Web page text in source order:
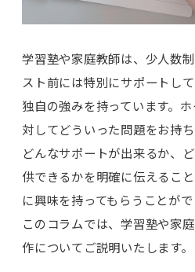
学習塾や家庭教師は、少人数
スト前には特別にサポートし
独自の強みを持っています。
対してどういった問題をお持
どんなサポートが出来るか、
供できるかを明確に伝えるこ
に興味を持ってもらうことがで
このコラムでは、学習塾や家
作についてご説明いたします。